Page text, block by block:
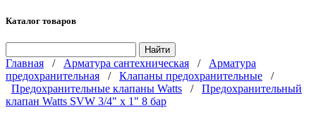
Каталог товаров
Главная / Арматура сантехническая / Арматура
предохранительная / Клапаны предохранительные /
Предохранительные клапаны Watts / Предохранительный
клапан Watts SVW 3/4" х 1" 8 бар